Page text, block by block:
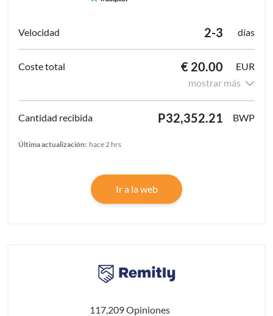
2-3 días
€ 20.00
EUR
mostrar más
P32,352.21 BWP
Última actualización: hace 2 hrs
Ir a la web
117,209 Opiniones